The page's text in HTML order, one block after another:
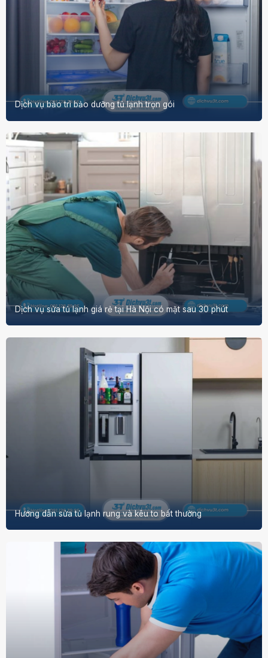
Dịch vụ bảo trì bảo dưỡng tủ lạnh trọn gói
Dịch vụ sửa tủ lạnh giá rẻ tại Hà Nội có mặt sau 30 phút
Hướng dẫn sửa tủ lạnh rung và kêu to bất thường